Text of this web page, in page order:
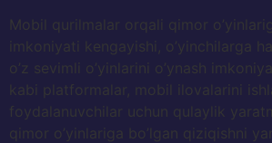
Mobil qurilmalar orqali qimor
imkoniyati kengayishi, o’yinchilarga
o’z sevimli o’yinlarini o’ynash
kabi platformalar, mobil ilovalarini
foydalanuvchilar uchun qulaylik
qimor o’yinlariga bo’lgan qiziqishni